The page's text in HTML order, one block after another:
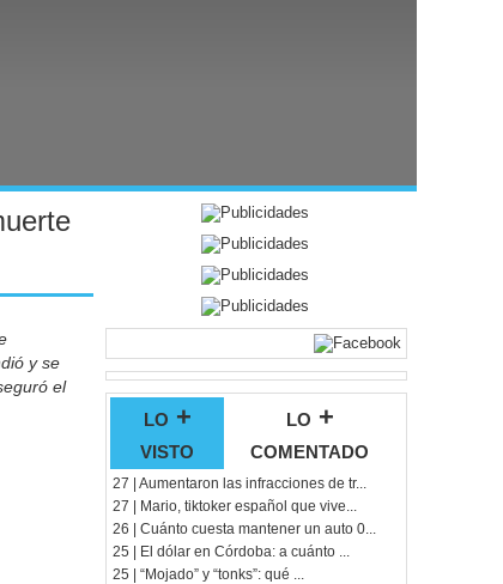
y se
el
lo +
visto
lo +
comentado
27 | Aumentaron las infracciones de tr...
27 | Mario, tiktoker español que vive...
26 | Cuánto cuesta mantener un auto 0...
25 | El dólar en Córdoba: a cuánto ...
25 | “Mojado” y “tonks”: qué ...